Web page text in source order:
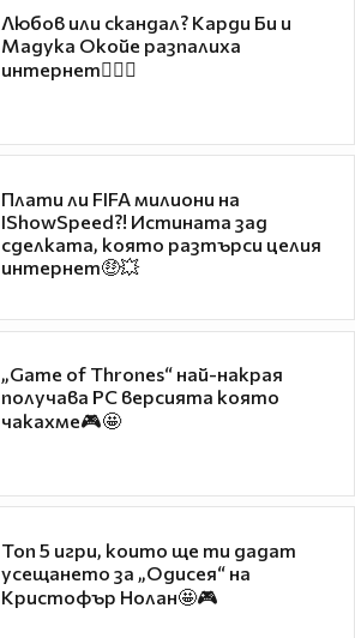
Любов или скандал? Карди Би и
Мадука Окойе разпалиха
интернет❤️‍🔥🔥
Плати ли FIFA милиони на
IShowSpeed?! Истината зад
сделката, която разтърси целия
интернет🤑💥
„Game of Thrones“ най-накрая
получава PC версията която
чакахме🎮🤩
Топ 5 игри, които ще ти дадат
усещането за „Одисея“ на
Кристофър Нолан🤩🎮